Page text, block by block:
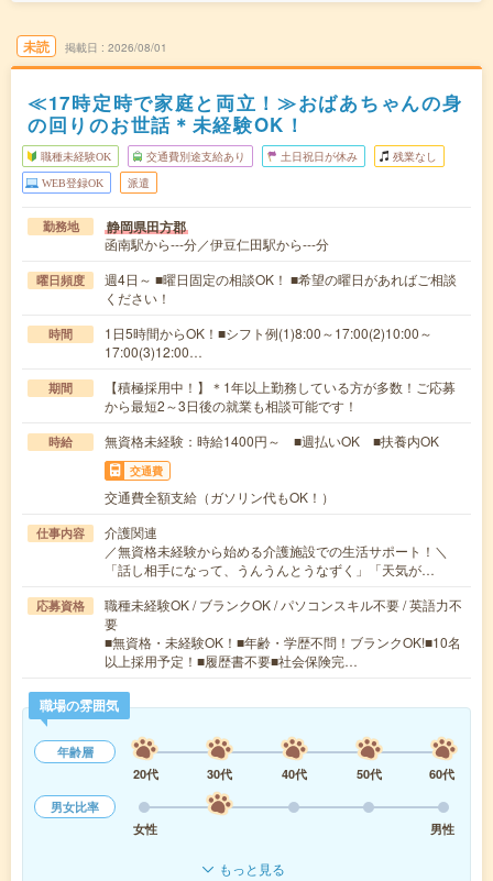
未読 掲載日 2026/08/01
≪17時定時で家庭と両立！≫おばあちゃんの身
の回りのお世話＊未経験OK！
職種未経験OK 交通費別途支給あり 土日祝日が休み 残業なし
WEB登録OK 派遣
勤務地 静岡県田方郡
函南駅から---分／伊豆仁田駅から---分
曜日頻度
週4日～ ■曜日固定の相談OK！ ■希望の曜日があればご相談
ください！
時間
1日5時間からOK！■シフト例(1)8:00～17:00(2)10:00～
17:00(3)12:00…
期間
【積極採用中！】＊1年以上勤務している方が多数！ご応募
から最短2～3日後の就業も相談可能です！
時給 無資格未経験：時給1400円～ ■週払いOK ■扶養内OK
交通費
交通費全額支給（ガソリン代もOK！）
仕事内容
介護関連
／無資格未経験から始める介護施設での生活サポート！＼
「話し相手になって、うんうんとうなずく」「天気が…
応募資格
職種未経験OK / ブランクOK / パソコンスキル不要 / 英語力不
要
■無資格・未経験OK！■年齢・学歴不問！ブランクOK!■10名
以上採用予定！■履歴書不要■社会保険完…
職場の雰囲気
年齢層
20代
30代 40代 50代
60代
男女比率
女性
男性
もっと見る